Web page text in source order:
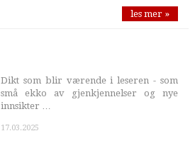
les mer »
Dikt som blir værende i leseren - som
små ekko av gjenkjennelser og nye
innsikter …
17.03.2025